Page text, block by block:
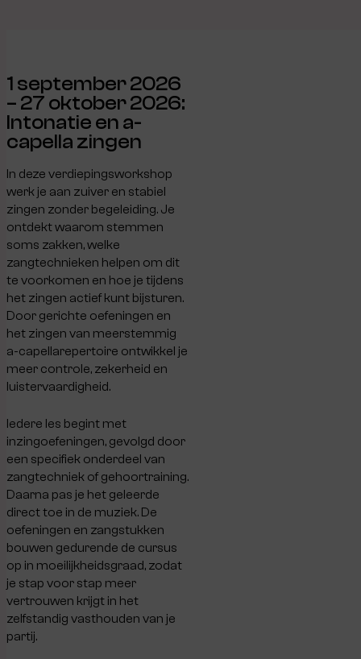
1 september 2026
– 27 oktober 2026:
Intonatie en a-
capella zingen
In deze verdiepingsworkshop
werk je aan zuiver en stabiel
zingen zonder begeleiding. Je
ontdekt waarom stemmen
soms zakken, welke
zangtechnieken helpen om dit
te voorkomen en hoe je tijdens
het zingen actief kunt bijsturen.
Door gerichte oefeningen en
het zingen van meerstemmig
a-capellarepertoire ontwikkel je
meer controle, zekerheid en
luistervaardigheid.
Iedere les begint met
inzingoefeningen, gevolgd door
een specifiek onderdeel van
zangtechniek of gehoortraining.
Daarna pas je het geleerde
direct toe in de muziek. De
oefeningen en zangstukken
bouwen gedurende de cursus
op in moeilijkheidsgraad, zodat
je stap voor stap meer
vertrouwen krijgt in het
zelfstandig vasthouden van je
partij.